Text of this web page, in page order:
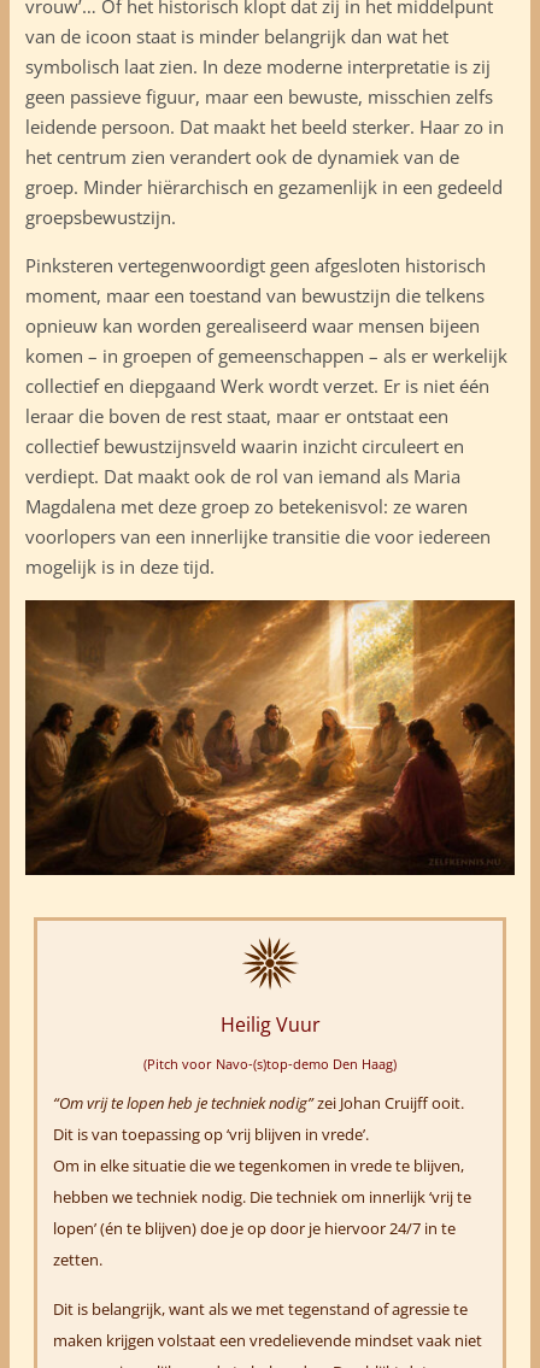
vrouw’… Of het historisch klopt dat zij in het middelpunt
van de icoon staat is minder belangrijk dan wat het
symbolisch laat zien. In deze moderne interpretatie is zij
geen passieve figuur, maar een bewuste, misschien zelfs
leidende persoon. Dat maakt het beeld sterker. Haar zo in
het centrum zien verandert ook de dynamiek van de
groep. Minder hiërarchisch en gezamenlijk in een gedeeld
groepsbewustzijn.
Pinksteren vertegenwoordigt geen afgesloten historisch
moment, maar een toestand van bewustzijn die telkens
opnieuw kan worden gerealiseerd waar mensen bijeen
komen – in groepen of gemeenschappen – als er werkelijk
collectief en diepgaand Werk wordt verzet. Er is niet één
leraar die boven de rest staat, maar er ontstaat een
collectief bewustzijnsveld waarin inzicht circuleert en
verdiept. Dat maakt ook de rol van iemand als Maria
Magdalena met deze groep zo betekenisvol: ze waren
voorlopers van een innerlijke transitie die voor iedereen
mogelijk is in deze tijd.
Heilig Vuur
(Pitch voor Navo-(s)top-demo Den Haag)
“Om vrij te lopen heb je techniek nodig”zei Johan Cruijff ooit.
Dit is van toepassing op ‘vrij blijven in vrede’.
Om in elke situatie die we tegenkomen in vrede te blijven,
hebben we techniek nodig. Die techniek om innerlijk ‘vrij te
lopen’ (én te blijven) doe je op door je hiervoor 24/7 in te
zetten.
Dit is belangrijk, want als we met tegenstand of agressie te
maken krijgen volstaat een vredelievende mindset vaak niet